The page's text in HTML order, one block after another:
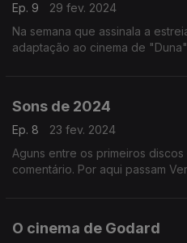
Ep. 9
29 fev. 2024
Na semana que assinala a
adaptação ao cinema de
Sons de 2024
Ep. 8
23 fev. 2024
Aguns entre os primeiros
comentário. Por aqui passam
O cinema de Godard